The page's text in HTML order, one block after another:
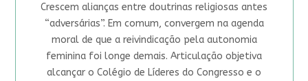
Crescem alianças entre doutrinas religiosas antes
“adversárias”. Em comum, convergem na agenda
moral de que a reivindicação pela autonomia
feminina foi longe demais. Articulação objetiva
alcançar o Colégio de Líderes do Congresso e o